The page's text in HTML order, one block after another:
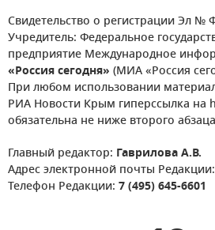
Свидетельство о регистрации Эл №
Учредитель: Федеральное
предприятие Международное
«Россия сегодня» (МИА «Россия
При любом использовании
РИА Новости Крым гиперссылка на
обязательна не ниже второго
Главный редактор: Гаврилова А.В.
Адрес электронной почты Редакции:
Телефон Редакции: 7 (495) 645-6601